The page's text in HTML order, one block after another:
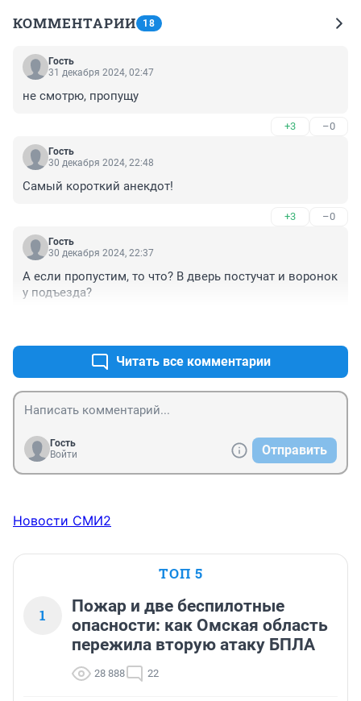
КОММЕНТАРИИ 18
Гость
31 декабря 2024, 02:47
не смотрю, пропущу
+3 –0
Гость
30 декабря 2024, 22:48
Самый короткий анекдот!
+3 –0
Гость
30 декабря 2024, 22:37
А если пропустим, то что? В дверь постучат и воронок
у подъезда?
Читать все комментарии
Гость
Войти
Отправить
Новости СМИ2
ТОП 5
1
Пожар и две беспилотные
опасности: как Омская область
пережила вторую атаку БПЛА
28 888 22